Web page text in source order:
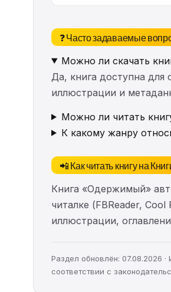
❓ Часто задаваемые
Можно ли скачать
Да, книга доступна для
иллюстрации и
Можно ли читать
К какому жанру
📲 Как читать книгу на
Книга «Одержимый»
читалке (FBReader,
иллюстрации,
Раздел обновлён: 07.08.2026
соответствии с